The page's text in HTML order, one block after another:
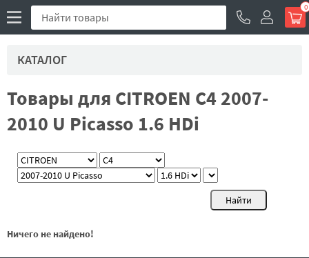
0
КАТАЛОГ
Товары для CITROEN C4 2007-
2010 U Picasso 1.6 HDi
Ничего не найдено!